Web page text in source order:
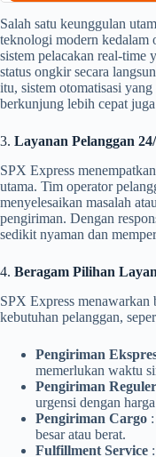
Salah satu keunggulan
teknologi modern kedalam
sistem pelacakan real-time
status ongkir secara
itu, sistem otomatisasi
berkunjung lebih cepat
3. Layanan Pelanggan
SPX Express
utama. Tim operator
menyelesaikan masalah
pengiriman. Dengan
sedikit nyaman dan
4. Beragam Pilihan
SPX Express menawarkan
kebutuhan pelanggan,
Pengiriman
memerlukan waktu
Pengiriman Reguler
urgensi dengan
Pengiriman Cargo
besar atau berat.
Fulfillment Service